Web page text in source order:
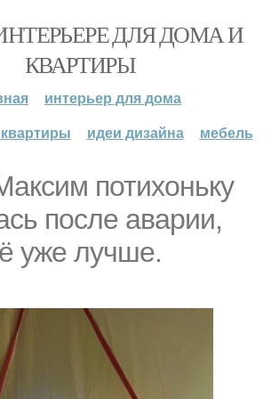
ДЛЯ ДОМА И
КВАРТИРЫ
интерьер для дома
идеи дизайна мебель
потихоньку
после аварии,
уже лучше.